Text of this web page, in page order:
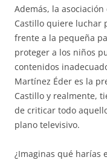
Además, la
Castillo quiere luchar
frente a la pequeña
proteger a los niños
contenidos
Martínez Éder es la
Castillo y realmente,
de criticar todo
plano televisivo.
¿Imaginas qué harías